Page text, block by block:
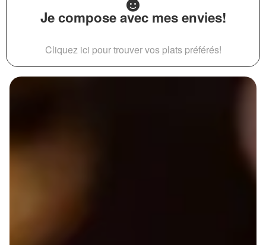
Je compose avec mes envies!
Cliquez ici pour trouver vos plats préférés!